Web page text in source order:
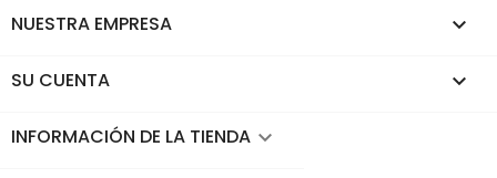
NUESTRA EMPRESA 
SU CUENTA 
INFORMACIÓN DE LA TIENDA keyboard_arrow_down